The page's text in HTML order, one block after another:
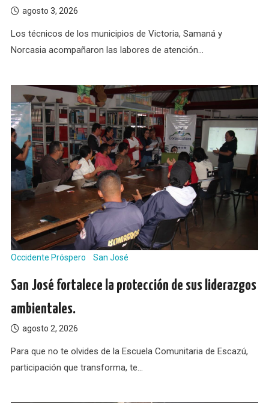
agosto 3, 2026
Los técnicos de los municipios de Victoria, Samaná y
Norcasia acompañaron las labores de atención…
Occidente Próspero San José
San José fortalece la protección de sus liderazgos
ambientales.
agosto 2, 2026
Para que no te olvides de la Escuela Comunitaria de Escazú,
participación que transforma, te…